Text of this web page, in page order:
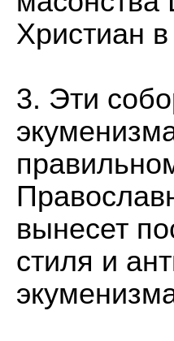
Христиан
3. Эти
вынесет
стиля и